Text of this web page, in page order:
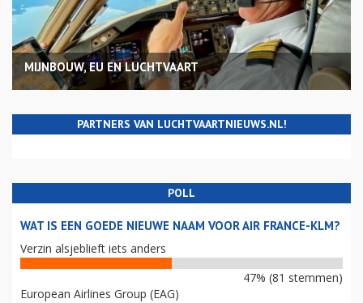
MIJNBOUW, EU EN LUCHTVAART
PARTNERS VAN LUCHTVAARTNIEUWS.NL!
POLL
WAT IS EEN GOEDE NIEUWE NAAM VOOR AIR FRANCE-KLM?
Verzin alsjeblieft iets anders
47% (81 stemmen)
European Airlines Group (EAG)